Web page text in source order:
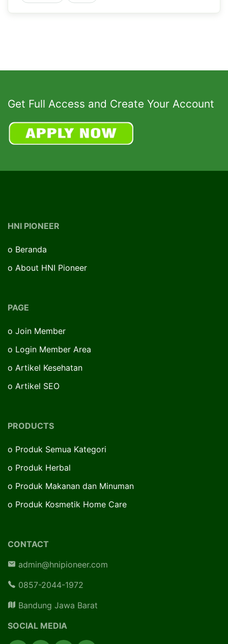
Get Full Access and Create Your Account
HNI PIONEER
o Beranda
o About HNI Pioneer
PAGE
o Join Member
o Login Member Area
o Artikel Kesehatan
o Artikel SEO
PRODUCTS
o Produk Semua Kategori
o Produk Herbal
o Produk Makanan dan Minuman
o Produk Kosmetik Home Care
CONTACT
admin@hnipioneer.com
0857-2044-1972
Bandung Jawa Barat
SOCIAL MEDIA